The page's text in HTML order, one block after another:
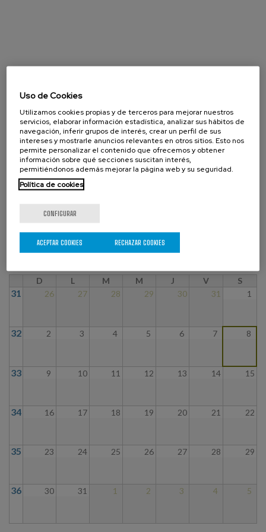
Agosto 2026
D L M M J V S
31 26 27 28 29 30 31 1
32 2 3 4 5 6 7 8
33 9 10 11 12 13 14 15
34 16 17 18 19 20 21 22
35 23 24 25 26 27 28 29
36 30 31 1 2 3 4 5
Uso de Cookies
Utilizamos cookies propias y de terceros para mejorar nuestros
servicios, elaborar información estadística, analizar sus hábitos de
navegación, inferir grupos de interés, crear un perfil de sus
intereses y mostrarle anuncios relevantes en otros sitios. Esto nos
permite personalizar el contenido que ofrecemos y obtener
información sobre qué secciones suscitan interés,
permitiéndonos además mejorar la página web y su seguridad.
Política de cookies
CONFIGURAR
RECHAZAR COOKIES
ACEPTAR COOKIES